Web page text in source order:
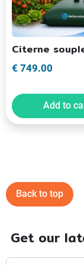
Citerne
€ 749.00
Add to
Back to top
Get our